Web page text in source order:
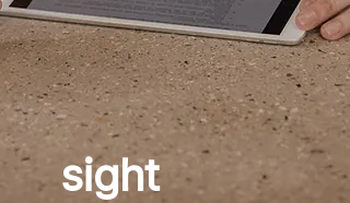
sight